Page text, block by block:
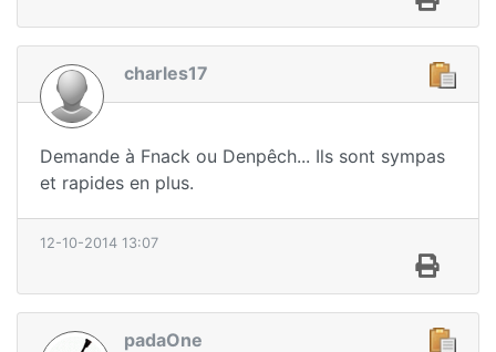
charles17
Demande à Fnack ou Denpêch... Ils sont sympas
et rapides en plus.
12-10-2014 13:07
padaOne